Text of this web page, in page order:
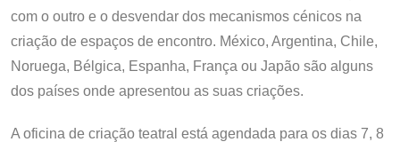
com o outro e o desvendar dos mecanismos cénicos na
criação de espaços de encontro. México, Argentina, Chile,
Noruega, Bélgica, Espanha, França ou Japão são alguns
dos países onde apresentou as suas criações.
A oficina de criação teatral está agendada para os dias 7, 8